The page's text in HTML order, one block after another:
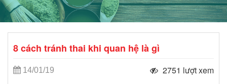
8 cách tránh thai khi quan hệ là gì
14/01/19 2751 lượt xem